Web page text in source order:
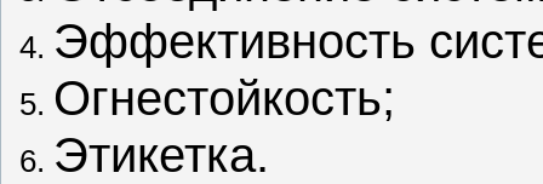
Эффективность
Огнестойкость;
Этикетка.